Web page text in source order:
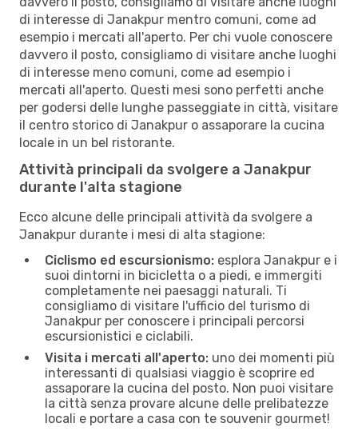
di interesse di Janakpur mentro comuni, come ad
esempio i mercati all'aperto. Per chi vuole conoscere
davvero il posto, consigliamo di visitare anche luoghi
di interesse meno comuni, come ad esempio i
mercati all'aperto. Questi mesi sono perfetti anche
per godersi delle lunghe passeggiate in città, visitare
il centro storico di Janakpur o assaporare la cucina
locale in un bel ristorante.
Attività principali da svolgere a Janakpur
durante l'alta stagione
Ecco alcune delle principali attività da svolgere a
Janakpur durante i mesi di alta stagione:
Ciclismo ed escursionismo: esplora Janakpur e i
suoi dintorni in bicicletta o a piedi, e immergiti
completamente nei paesaggi naturali. Ti
consigliamo di visitare l'ufficio del turismo di
Janakpur per conoscere i principali percorsi
escursionistici e ciclabili.
Visita i mercati all'aperto: uno dei momenti più
interessanti di qualsiasi viaggio è scoprire ed
assaporare la cucina del posto. Non puoi visitare
la città senza provare alcune delle prelibatezze
locali e portare a casa con te souvenir gourmet!